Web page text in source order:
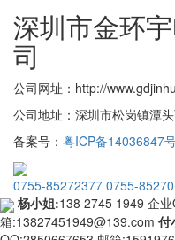
深圳市金环
司
公司网址：http://
公司地址：深圳市松岗镇潭
备案号： 粤ICP备14036847
0755-85272377 0755-
杨小姐:138 2745 1949 企
箱:13827451949@139.com 付